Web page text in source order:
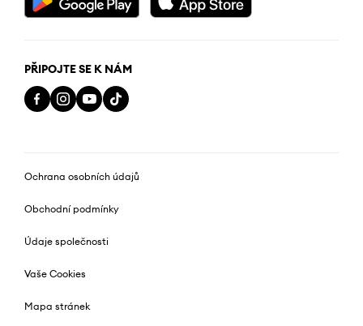
PŘIPOJTE SE K NÁM
Ochrana osobních údajů
Obchodní podmínky
Údaje společnosti
Vaše Cookies
Mapa stránek